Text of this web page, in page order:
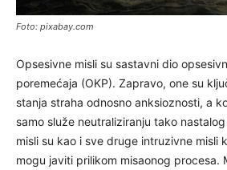
Foto: pixabay.com
Opsesivne misli su sastavni dio
poremećaja (OKP). Zapravo, one su
stanja straha odnosno anksioznosti, a
samo služe neutraliziranju tako
misli su kao i sve druge intruzivne misli
mogu javiti prilikom misaonog procesa.